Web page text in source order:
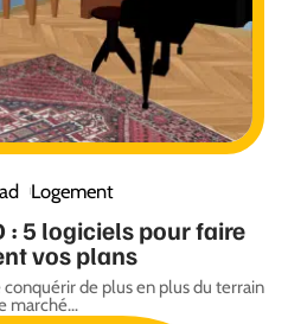
Logement
: 5 logiciels pour faire
vos plans
de plus en plus du terrain
marché…